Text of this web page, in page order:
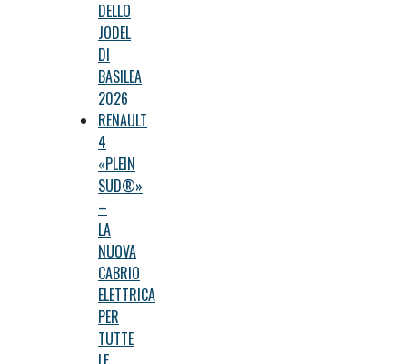
DELLO
JODEL
DI
BASILEA
2026
RENAULT
4
«PLEIN
SUD®»
–
LA
NUOVA
CABRIO
ELETTRICA
PER
TUTTE